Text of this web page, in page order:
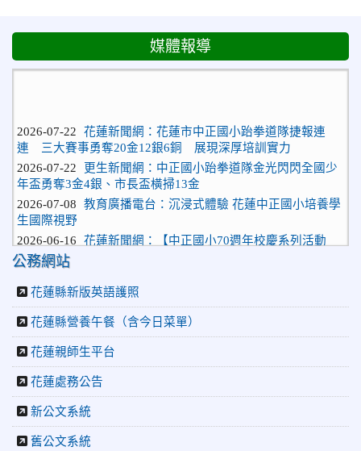
媒體報導
連 三大賽事勇奪20金12銀6銅 展現深厚培訓實力
2026-07-22 更生新聞網：中正國小跆拳道隊金光閃閃全國少
年盃勇奪3金4銀、市長盃橫掃13金
2026-07-08 教育廣播電台：沉浸式體驗 花蓮中正國小培養學
生國際視野
2026-06-16
「游藝飛揚」晚會登場】 師生家長齊聚一堂 共譜「時光樂
章．經典再現」
才藝晚會登場
2026-06-10 教育廣播電台：揮別童年迎向青春 中正國小畢業
師生自製畢業歌曲
2026-06-10 教育廣播電台：尋覓歷史記憶 花蓮中正國小社團
體驗闖關探索歷史
2026-04-30 讓愛閃閃發光！中正國小「小老闆大市集」愛心
捐助光復國小
連 三大賽事勇奪20金12銀6銅 展現深厚培訓實力
公務網站
花蓮縣新版英語護照
花蓮縣營養午餐（含今日菜單）
花蓮親師生平台
花蓮處務公告
新公文系統
舊公文系統